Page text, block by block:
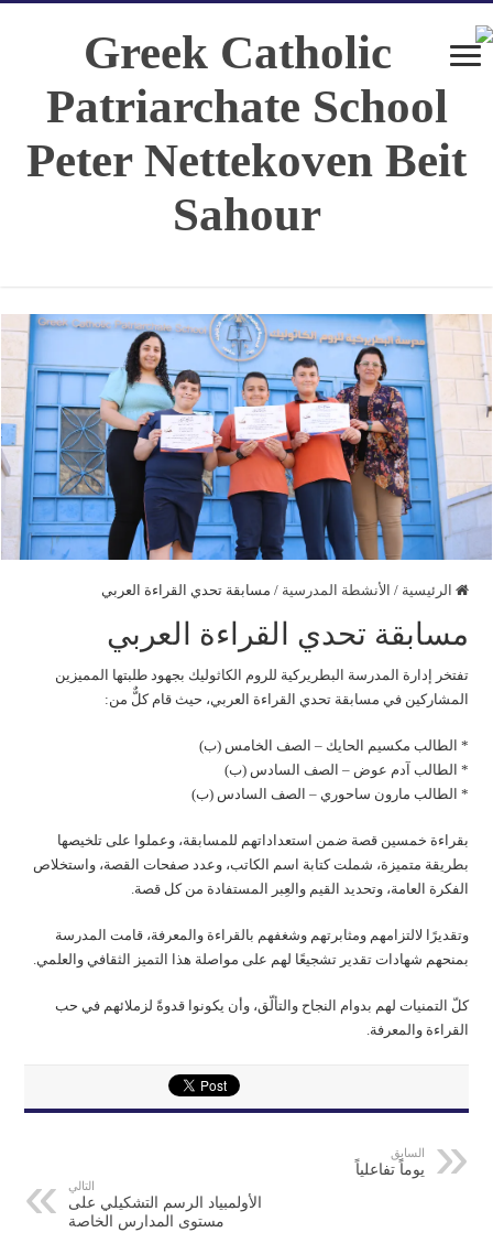
الرئيسية / الأنشطة المدرسية / مسابقة تحدي القراءة العربي
مسابقة تحدي القراءة العربي
تفتخر إدارة المدرسة البطريركية للروم الكاثوليك بجهود طلبتها المميزين
المشاركين في مسابقة تحدي القراءة العربي، حيث قام كلٌّ من:
* الطالب مكسيم الحايك – الصف الخامس (ب)
* الطالب آدم عوض – الصف السادس (ب)
* الطالب مارون ساحوري – الصف السادس (ب)
بقراءة خمسين قصة ضمن استعداداتهم للمسابقة، وعملوا على تلخيصها
بطريقة متميزة، شملت كتابة اسم الكاتب، وعدد صفحات القصة، واستخلاص
الفكرة العامة، وتحديد القيم والعِبر المستفادة من كل قصة.
وتقديرًا لالتزامهم ومثابرتهم وشغفهم بالقراءة والمعرفة، قامت المدرسة
بمنحهم شهادات تقدير تشجيعًا لهم على مواصلة هذا التميز الثقافي والعلمي.
كلّ التمنيات لهم بدوام النجاح والتألّق، وأن يكونوا قدوةً لزملائهم في حب
القراءة والمعرفة.
السابق
يوماً تفاعلياً
التالي
الأولمبياد الرسم التشكيلي على
مستوى المدارس الخاصة